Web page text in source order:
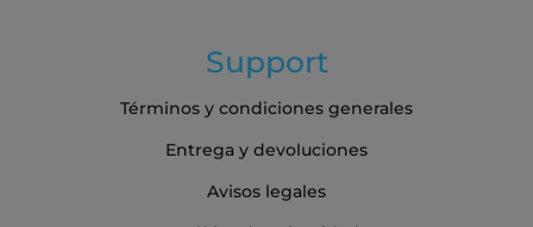
Support
Términos y condiciones generales
Entrega y devoluciones
Avisos legales